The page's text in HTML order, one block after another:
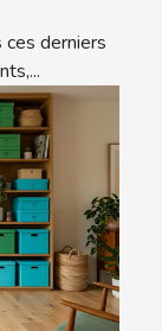
ces derniers